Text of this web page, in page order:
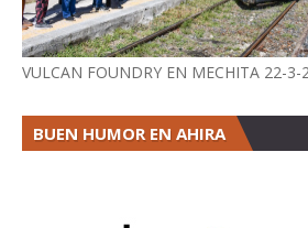
VULCAN FOUNDRY EN MECHITA 22-3-
BUEN HUMOR EN AHIRA